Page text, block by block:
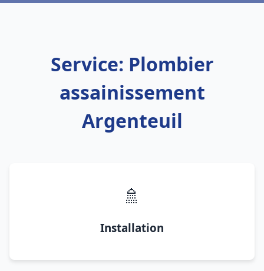
Service: Plombier
assainissement
Argenteuil
🚿
Installation